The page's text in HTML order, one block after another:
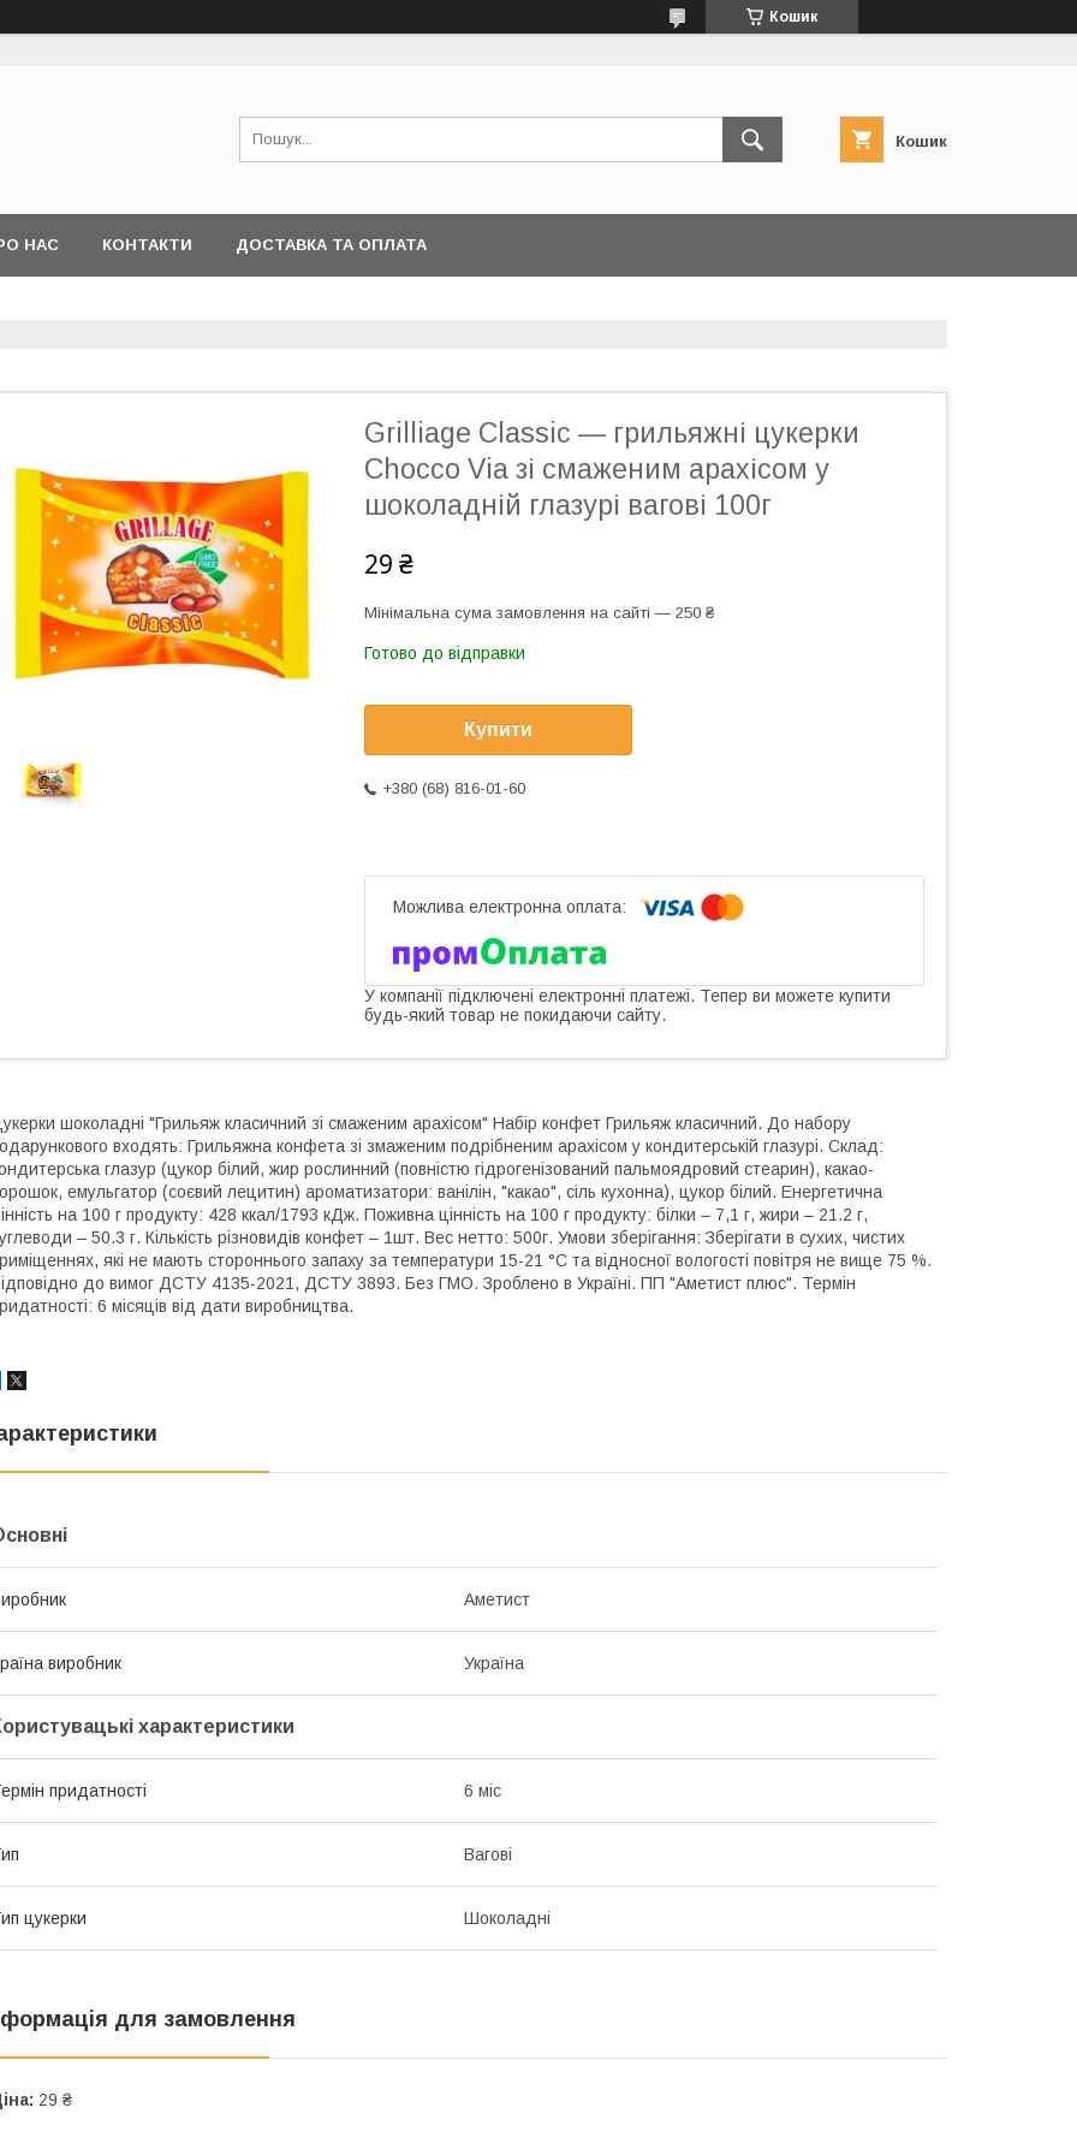
Кошик
Кошик
НАС КОНТАКТИ ДОСТАВКА ТА ОПЛАТА
Grilliage Classic — грильяжні цукерки
Chocco Via зі смаженим арахісом у
шоколадній глазурі вагові 100г
29 ₴
Мінімальна сума замовлення на сайті — 250 ₴
Готово до відправки
Купити
+380 (68) 816-01-60
У компанії підключені електронні платежі. Тепер ви можете купити
будь-який товар не покидаючи сайту.
шоколадні "Грильяж класичний зі смаженим арахісом" Набір конфет Грильяж класичний. До набору
входять: Грильяжна конфета зі змаженим подрібненим арахісом у кондитерській глазурі. Склад:
глазур (цукор білий, жир рослинний (повністю гідрогенізований пальмоядровий стеарин), какао-
емульгатор (соєвий лецитин) ароматизатори: ванілін, "какао", сіль кухонна), цукор білий. Енергетична
на 100 г продукту: 428 ккал/1793 кДж. Поживна цінність на 100 г продукту: білки – 7,1 г, жири – 21.2 г,
– 50.3 г. Кількість різновидів конфет – 1шт. Вес нетто: 500г. Умови зберігання: Зберігати в сухих, чистих
які не мають стороннього запаху за температури 15-21 °С та відносної вологості повітря не вище 75 %.
до вимог ДСТУ 4135-2021, ДСТУ 3893. Без ГМО. Зроблено в Україні. ПП "Аметист плюс". Термін
6 місяців від дати виробництва.
Аметист
виробник Україна
характеристики
придатності 6 міс
Вагові
цукерки Шоколадні
для замовлення
29 ₴